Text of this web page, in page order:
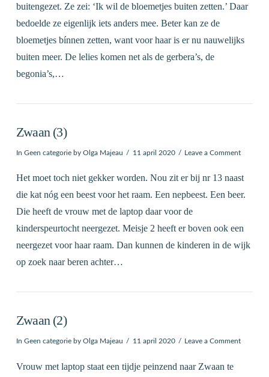
buitengezet. Ze zei: ‘Ik wil de bloemetjes buiten zetten.’ Daar
bedoelde ze eigenlijk iets anders mee. Beter kan ze de
bloemetjes bínnen zetten, want voor haar is er nu nauwelijks
buiten meer. De lelies komen net als de gerbera’s, de
begonia’s,…
Zwaan (3)
In Geen categorieby Olga Majeau 11 april 2020 Leave a Comment
Het moet toch niet gekker worden. Nou zit er bij nr 13 naast
die kat nóg een beest voor het raam. Een nepbeest. Een beer.
Die heeft de vrouw met de laptop daar voor de
kinderspeurtocht neergezet. Meisje 2 heeft er boven ook een
neergezet voor haar raam. Dan kunnen de kinderen in de wijk
op zoek naar beren achter…
Zwaan (2)
In Geen categorieby Olga Majeau 11 april 2020 Leave a Comment
Vrouw met laptop staat een tijdje peinzend naar Zwaan te